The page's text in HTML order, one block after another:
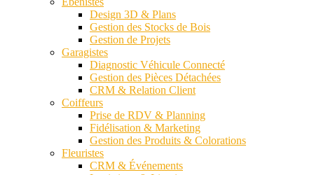
Design 3D & Plans
Gestion des Stocks de Bois
Gestion de Projets
Garagistes
Diagnostic Véhicule Connecté
Gestion des Pièces Détachées
CRM & Relation Client
Coiffeurs
Prise de RDV & Planning
Fidélisation & Marketing
Gestion des Produits & Colorations
Fleuristes
CRM & Événements